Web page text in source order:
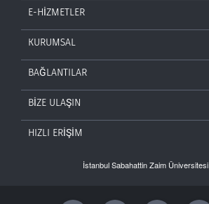
E-HİZMETLER
KURUMSAL
BAĞLANTILAR
BİZE ULAŞIN
HIZLI ERİŞİM
İstanbul Sabahattin Zaim Üniversitesi